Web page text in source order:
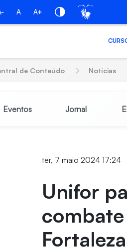
A A+
de Conteúdo Notícias
Eventos Jornal
ter, 7 maio 2024 17:24
Unifor
Fortaleza